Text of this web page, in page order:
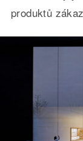
produktů